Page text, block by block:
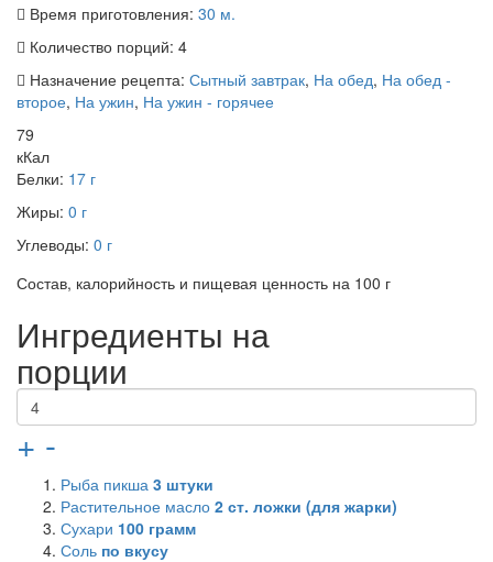
Время приготовления: 30 м.
Количество порций: 4
Назначение рецепта: Сытный завтрак, На обед, На обед -
второе, На ужин, На ужин - горячее
79
кКал
Белки: 17 г
Жиры: 0 г
Углеводы: 0 г
Состав, калорийность и пищевая ценность на 100 г
Ингредиенты на
порции
+ -
Рыба пикша 3 штуки
Растительное масло 2 ст. ложки (для жарки)
Сухари 100 грамм
Соль по вкусу